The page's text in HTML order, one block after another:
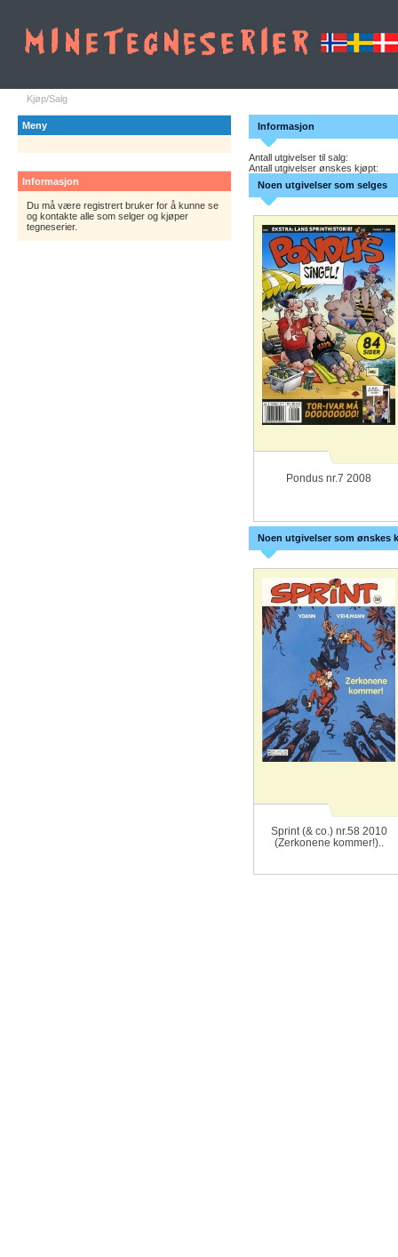
Kjøp/Salg
Meny
Informasjon
Du må være registrert bruker for å kunne se
og kontakte alle som selger og kjøper
tegneserier.
Informasjon
Antall utgivelser til salg:
Antall utgivelser ønskes kjøpt:
Noen utgivelser som selges
Pondus nr.7 2008
Noen utgivelser som ønskes
Sprint (& co.) nr.58 2010
(Zerkonene kommer!)..